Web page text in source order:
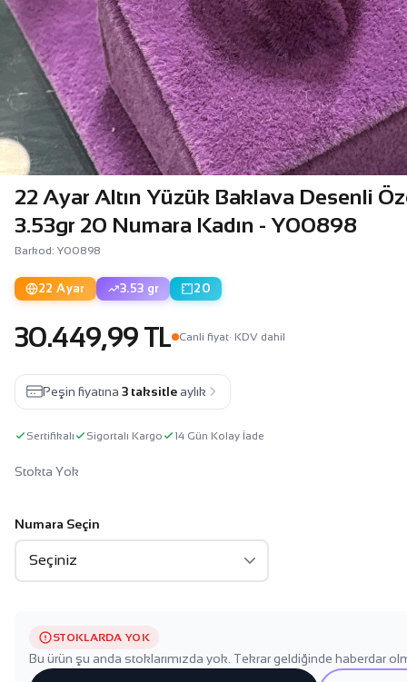
22 Ayar Altın Yüzük Baklava Desenli
3.53gr 20 Numara Kadın - Y00898
Barkod: Y00898
22 Ayar 3.53 gr 20
30.449,99 TL Canli fiyat· KDV dahil
Peşin fiyatına 3 taksitle aylık
Sertifikalı Sigortalı Kargo 14 Gün Kolay İade
Stokta Yok
Numara Seçin
STOKLARDA YOK
Bu ürün şu anda stoklarımızda yok. Tekrar geldiğinde haberdar